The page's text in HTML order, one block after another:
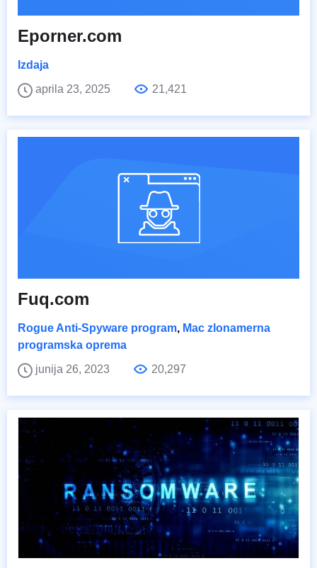
Eporner.com
Izdaja
aprila 23, 2025
21,421
Fuq.com
Rogue Anti-Spyware program, Mac zlonamerna
programska oprema
junija 26, 2023
20,297